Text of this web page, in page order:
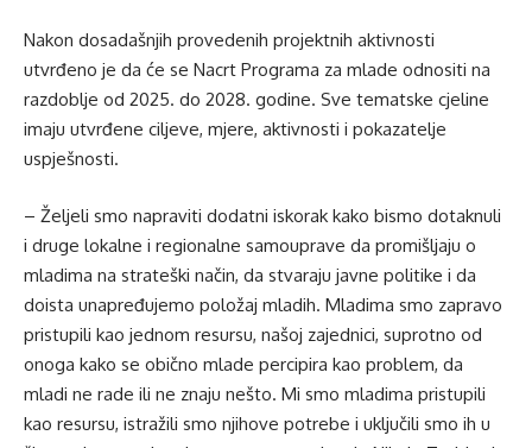
Nakon dosadašnjih provedenih projektnih aktivnosti
utvrđeno je da će se Nacrt Programa za mlade odnositi na
razdoblje od 2025. do 2028. godine. Sve tematske cjeline
imaju utvrđene ciljeve, mjere, aktivnosti i pokazatelje
uspješnosti.
– Željeli smo napraviti dodatni iskorak kako bismo dotaknuli
i druge lokalne i regionalne samouprave da promišljaju o
mladima na strateški način, da stvaraju javne politike i da
doista unapređujemo položaj mladih. Mladima smo zapravo
pristupili kao jednom resursu, našoj zajednici, suprotno od
onoga kako se obično mlade percipira kao problem, da
mladi ne rade ili ne znaju nešto. Mi smo mladima pristupili
kao resursu, istražili smo njihove potrebe i uključili smo ih u